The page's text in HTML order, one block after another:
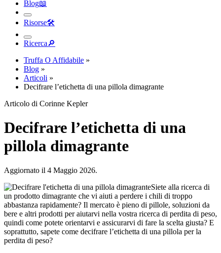
Blog📖︎
Risorse🛠︎
Ricerca🔎︎
Truffa O Affidabile »
Blog »
Articoli »
Decifrare l’etichetta di una pillola dimagrante
Articolo di Corinne Kepler
Decifrare l’etichetta di una
pillola dimagrante
Aggiornato il 4 Maggio 2026.
Siete alla ricerca di
un prodotto dimagrante che vi aiuti a perdere i chili di troppo
abbastanza rapidamente? Il mercato è pieno di pillole, soluzioni da
bere e altri prodotti per aiutarvi nella vostra ricerca di perdita di peso,
quindi come potete orientarvi e assicurarvi di fare la scelta giusta? E
soprattutto, sapete come decifrare l’etichetta di una pillola per la
perdita di peso?